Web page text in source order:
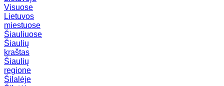
Visuose
Lietuvos
miestuose
Šiauliuose
Šiaulių
kraštas
Šiaulių
regione
Šilalėje